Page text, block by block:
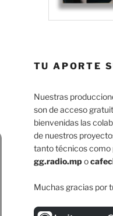
TU APORTE
Nuestras
son de acceso
bienvenidas las
de nuestros
tanto técnicos como
gg.radio.mpo
Muchas gracias por